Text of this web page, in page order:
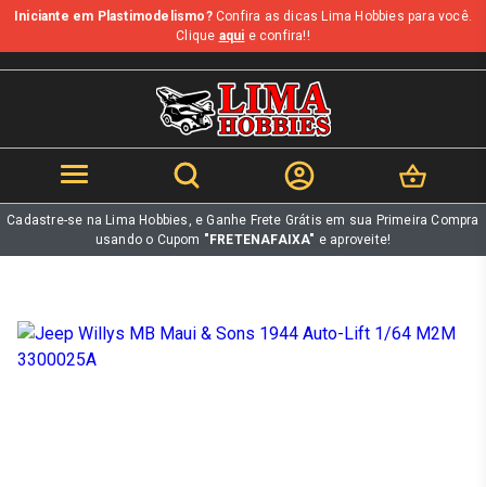
b
Iniciante em Plastimodelismo?Confira as dicas Lima Hobbies para você.
Clique aqui e confira!!
Cadastre-se na Lima Hobbies, e Ganhe Frete Grátis em sua Primeira Compra
usando o Cupom "FRETENAFAIXA" e aproveite!